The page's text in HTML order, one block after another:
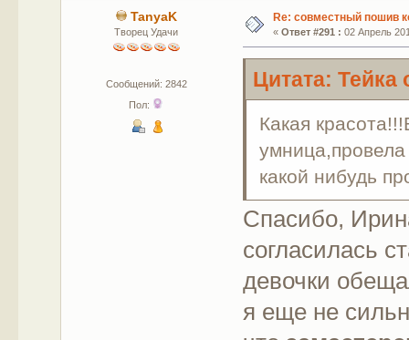
TanyaK
Творец Удачи
Сообщений: 2842
Пол:
Re: совместный пошив
« Ответ #291 : 02 Апрель
Цитата: Тейка
Какая
какой нибудь
Спасибо,
согласилась
девочки
я еще не